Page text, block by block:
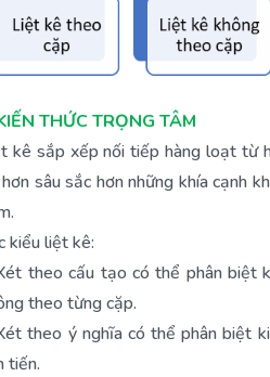
THỨC TRỌNG TÂM
kê sắp xếp nối tiếp hàng loạt từ
sâu sắc hơn những khía cạnh
kiểu liệt kê:
theo cấu tạo có thể phân biệt
theo từng cặp.
theo ý nghĩa có thể phân biệt
tiến.